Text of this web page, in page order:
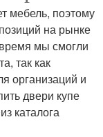
мебель, поэтому
на рынке
мы смогли
так как
организаций и
двери купе
каталога